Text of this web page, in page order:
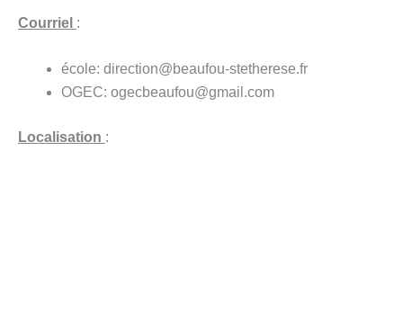
Courriel :
école: direction@beaufou-stetherese.fr
OGEC: ogecbeaufou@gmail.com
Localisation :